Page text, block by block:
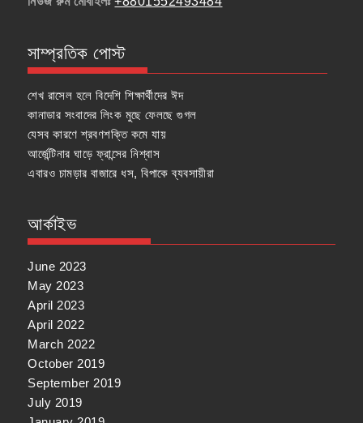
সাম্প্রতিক পোস্ট
শেখ রাসেল হলে বিদেশি শিক্ষার্থীদের ঈদ
কানাডার সংবাদের লিংক মুছে ফেলছে গুগল
যেসব কারণে শ্রবণশক্তি কমে যায়
আর্জেন্টিনার ঘাড়ে ফ্রান্সের নিশ্বাস
এবারও চামড়ার বাজারে ধস, বিপাকে ব্যবসায়ীরা
আর্কাইভ
June 2023
May 2023
April 2023
April 2022
March 2022
October 2019
September 2019
July 2019